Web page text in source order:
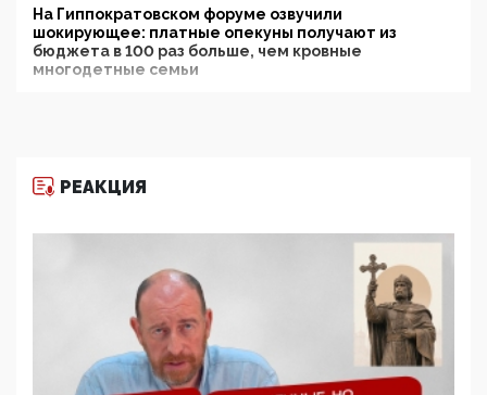
На Гиппократовском форуме озвучили
шокирующее: платные опекуны получают из
бюджета в 100 раз больше, чем кровные
многодетные семьи
11:53, 09 Июня 2026
деятельность ИИТО ЮНЕСКО в России, но
цифроглобалисты продолжают определять
повестку в образовании
09:43, 01 Июня 2026
5G за счет здоровья граждан: Минцифры намерено
отобрать у регионов и муниципалитетов право
защищать жилые дома и социальные объекты от
РЕАКЦИЯ